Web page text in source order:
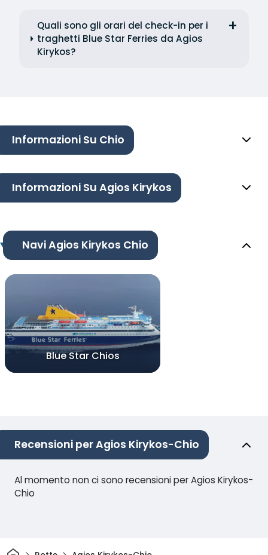
Quali sono gli orari del check-in per i
traghetti Blue Star Ferries da Agios
Kirykos?
Informazioni Su Chio
Informazioni Su Agios Kirykos
Navi Agios Kirykos Chio
Blue Star Chios
Recensioni per Agios Kirykos-Chio
Al momento non ci sono recensioni per Agios Kirykos-
Chio
Casa